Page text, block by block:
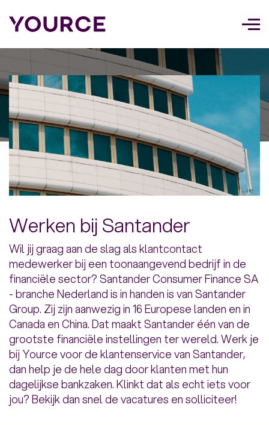
Werken bij Santander
Wil jij graag aan de slag als klantcontact
medewerker bij een toonaangevend bedrijf in de
financiële sector? Santander Consumer Finance SA
- branche Nederland is in handen is van Santander
Group. Zij zijn aanwezig in 16 Europese landen en in
Canada en China. Dat maakt Santander één van de
grootste financiële instellingen ter wereld. Werk je
bij Yource voor de klantenservice van Santander,
dan help je de hele dag door klanten met hun
dagelijkse bankzaken. Klinkt dat als echt iets voor
jou? Bekijk dan snel de vacatures en solliciteer!